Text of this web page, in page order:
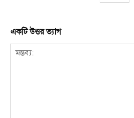
একটি উত্তর ত্যাগ